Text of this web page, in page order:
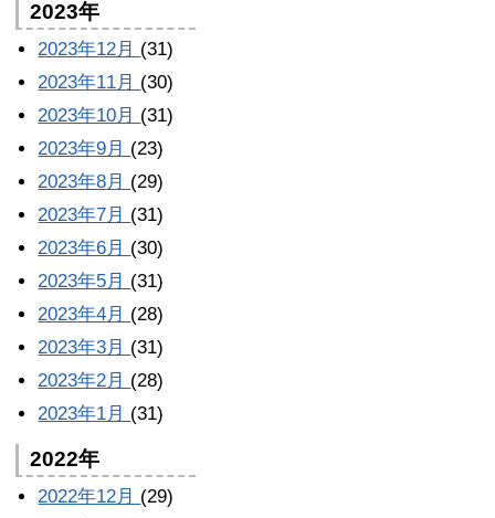
2023年
2023年12月 (31)
2023年11月 (30)
2023年10月 (31)
2023年9月 (23)
2023年8月 (29)
2023年7月 (31)
2023年6月 (30)
2023年5月 (31)
2023年4月 (28)
2023年3月 (31)
2023年2月 (28)
2023年1月 (31)
2022年
2022年12月 (29)